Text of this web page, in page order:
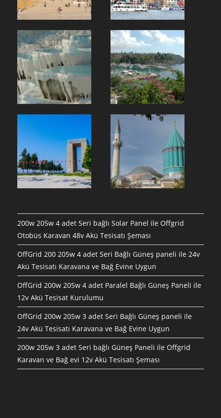
200w 205w 4 adet Seri bağlı Solar Panel ile Offgrid
Otobüs Karavan 48v Akü Tesisatı Şeması
OffGrid 200 205w 4 adet Seri Bağlı Güneş paneli ile 24v
Akü Tesisatı Karavana ve Bağ Evine Uygun
OffGrid 200w 205w 4 adet Paralel Bağlı Güneş Paneli ile
12v Akü Tesisat Kurulumu
OffGrid 200w 205w 3 adet Seri Bağlı Güneş paneli ile
24v Akü Tesisatı Karavana ve Bağ Evine Uygun
200w 205w 3 adet Seri bağlı Güneş Paneli ile Offgrid
Karavan ve Bağ evi 12v Akü Tesisatı Şeması